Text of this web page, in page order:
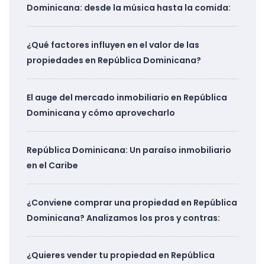
Dominicana: desde la música hasta la comida:
¿Qué factores influyen en el valor de las
propiedades en República Dominicana?
El auge del mercado inmobiliario en República
Dominicana y cómo aprovecharlo
República Dominicana: Un paraíso inmobiliario
en el Caribe
¿Conviene comprar una propiedad en República
Dominicana? Analizamos los pros y contras:
¿Quieres vender tu propiedad en República